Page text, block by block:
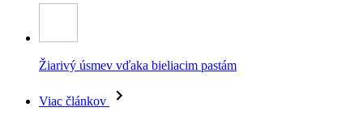
Žiarivý úsmev vďaka bieliacim pastám
Viac článkov